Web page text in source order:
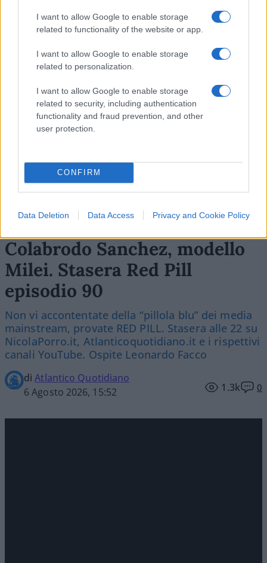
I want to allow Google to enable storage
related to functionality of the website or app.
I want to allow Google to enable storage
related to personalization.
I want to allow Google to enable storage
related to security, including authentication
functionality and fraud prevention, and other
user protection.
CONFIRM
Data Deletion Data Access Privacy and Cookie Policy
poi si procederà con tutte le restanti categorie
under 50 con patologie pregresse, concludendo
Il tutto, pensate un po’, senza l’installazione di
alcuna “primula”.
#ITALIA
#REGNO UNITO
#ROBERTO SPERANZA
#STATI UNITI
Colabrodo Sanchez, modello
Milei. Stasera Red Pill
episodio 90
Non vi accontentate della “pillola blu” dei media
mainstream, provate RED PILL. Stasera alle 22 su
NicolaPorro.it, Atlanticoquotidiano.it e i rispettivi
canali YouTube. Ospite Leonardo Facco
diAtlantico Quotidiano
6 Agosto 2026, 15:52
1.3k 0